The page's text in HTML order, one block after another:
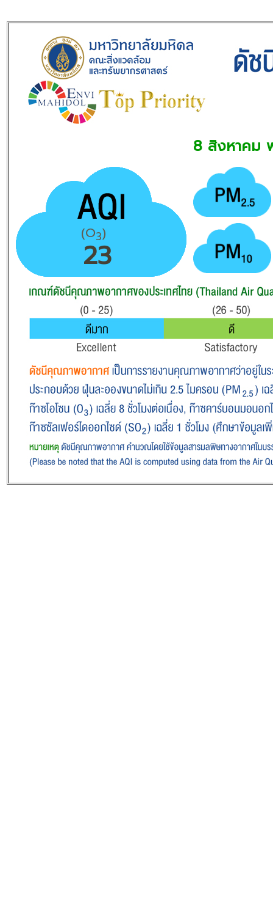
8 สิงหาคม
(O3)
23